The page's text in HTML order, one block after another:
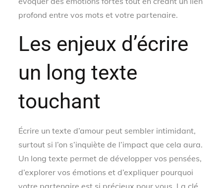
profond entre vos mots et votre partenaire.
Les enjeux d’écrire
un long texte
touchant
Écrire un texte d’amour peut sembler intimidant,
surtout si l’on s’inquiète de l’impact que cela aura.
Un long texte permet de développer vos pensées,
d’explorer vos émotions et d’expliquer pourquoi